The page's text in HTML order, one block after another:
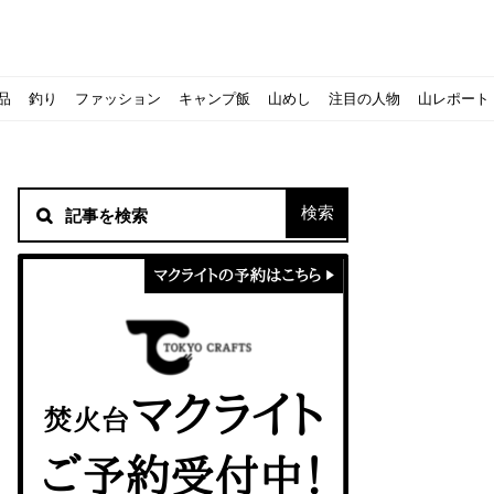
キャンプ用品の『ポイント買取』について
マクライトの口コミ・評判は？人気焚き火台の魅力・気になる
ッカーでも作れるおすすめレシピをご紹介
尾根」から槍ヶ岳へ！
【八ヶ岳最高峰へ】南八ヶ岳テント泊登山、赤岳〜横岳〜硫黄
ントスおすすめヘッドライトのご紹介
ングシューズはどちらを選ぶべき？｜サロモンの定番シューズで解
カリマーのおすすめリュック容量別12選｜目的別の選び方も合
ならスポルティバ！3つの理由とおすすめ7選
クライミングユーザー参加型の動画マップ「クライミングチャ
に教わる！『食感と旨みのタマゴサンド』の作り方
食うか食われるか、野生動物で一番怖いのは【17＃自分のキャ
ズクイン』、人気の理由とおすすめウェアを紹介
【コスパ◎】キャンプデビューに最適！サウスフィールドのお
ズクイン』、人気の理由とおすすめウェアを紹介
【コスパ◎】キャンプデビューに最適！サウスフィールドのお
｜サロモンの定番シューズで解説&ご紹介
しむために必要な装備6選【初級〜中級者向け】
トレラン初心者必見！日頃のトレーニングから中距離レースま
！用途別おすすめ水筒を紹介！便利アイテムも
【こずチャンネル】使わなくなったキャンプ道具の行方！【初
クを比較！人数・用途別でおすすめを紹介
クライミング道具はゼロポイントで揃えよう！種類別で人気ア
釣り
の体験レポート】
アジングロッドおすすめ10選！基本タックルから選び方まで紹介
ファッション
フスキンの魅力と用途別おすすめリュック9選
ティートンブロスのブランドに込められた想いとは！？おすす
キャンプ飯
なの？いまどきの海外キャンプ事情をご紹介Part.1〜ロサンゼルス
パティシエキャンパーSakiさんに教わる！簡単『フルーツシロ
山めし
に教わる！簡単『フルーツシロップ』の作り方
パティシエキャンパーSakiさんに教わる！簡単アウトドアスイ
注目の人物
高！ほかほか『シュウマイ』の作り方
に教わる！パン好き必見！モチモチ『ベーグル』の作り方
パティシエキャンパーSakiさんに教わる！ピリ辛が後引くうま
山レポート
る！山梨県の九鬼山（くきやま）登山体験レポ
積雪期の谷川岳で今シーズン最後の雪山を堪能してきた
！売却する方法や条件、手続きの流れを確認
キャンプ場の宿泊や利用券をふるさと納税でゲット！おすすめ
に参加してきました
レストハウス水郷で持ち込みBBQしてみた
一生物のアウトドアブーツならダナー！3つの理由とおすすめア
に行ってみた！
ピコグリル入荷してます！ @小倉店
ランス・ボーヌトレッキング編〜
ベランピングアイディア7選！家にいながらおしゃれキャンプ♪